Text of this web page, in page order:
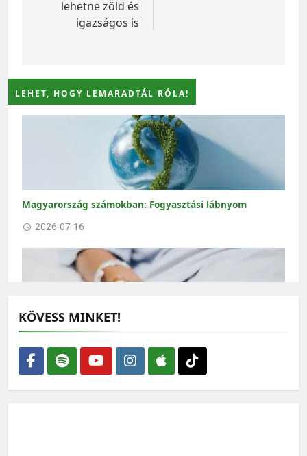
lehetne zöld és
igazságos is
LEHET, HOGY LEMARADTÁL RÓLA!
Magyarország számokban: Fogyasztási lábnyom
2026-07-16
2026-06-25
KÖVESS MINKET!